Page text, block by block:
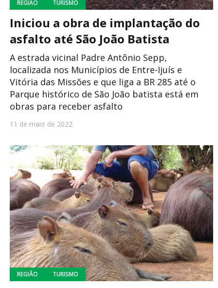
REGIÃO TURISMO
Iniciou a obra de implantação do
asfalto até São João Batista
A estrada vicinal Padre Antônio Sepp,
localizada nos Municípios de Entre-Ijuís e
Vitória das Missões e que liga a BR 285 até o
Parque histórico de São João batista está em
obras para receber asfalto
11 de maio de 2022
REGIÃO TURISMO